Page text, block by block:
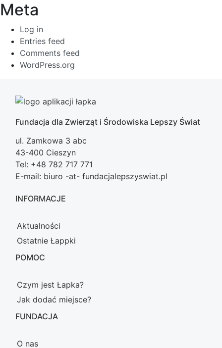
Meta
Log in
Entries feed
Comments feed
WordPress.org
Fundacja dla Zwierząt i Środowiska Lepszy Świat
ul. Zamkowa 3 abc
43-400 Cieszyn
Tel: +48 782 717 771
E-mail: biuro -at- fundacjalepszyswiat.pl
INFORMACJE
Aktualności
Ostatnie Łappki
POMOC
Czym jest Łapka?
Jak dodać miejsce?
FUNDACJA
O nas